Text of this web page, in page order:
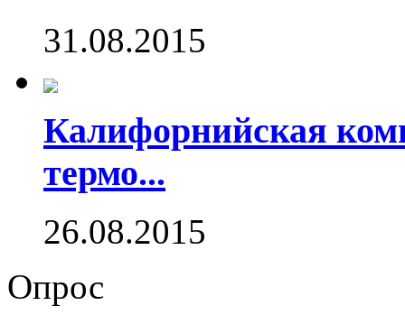
31.08.2015
Калифорнийская
термо...
26.08.2015
Опрос